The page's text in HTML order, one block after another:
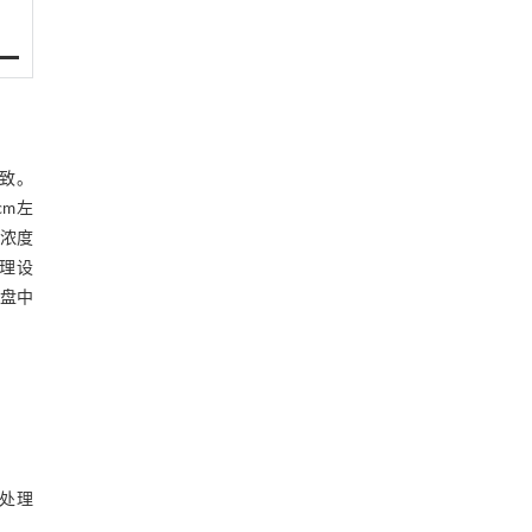
。
左
度
设
中
理